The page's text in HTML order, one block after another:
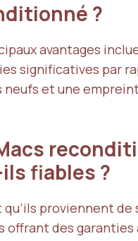
?
avantages
significatives par
neufs et une
fiables ?
qu’ils proviennent de
offrant des garanties